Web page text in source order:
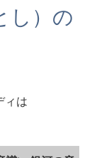
し）の
ィは